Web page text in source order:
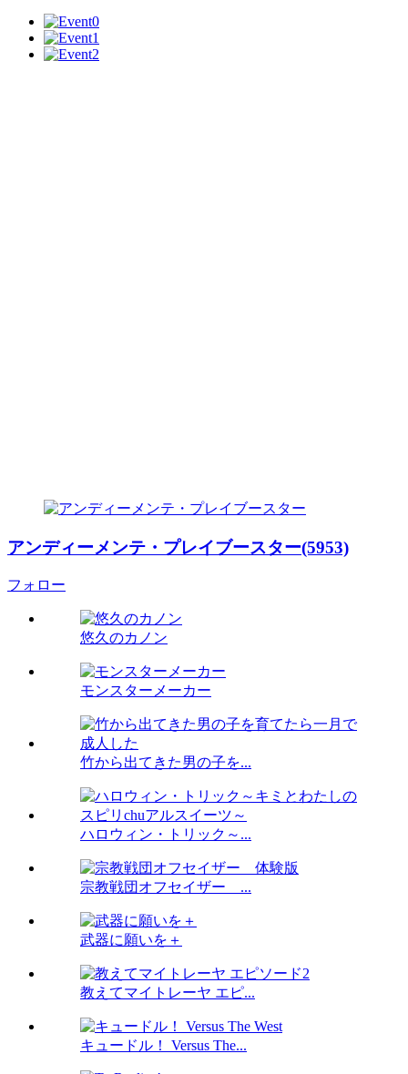
アンディーメンテ・プレイブースター(5953)
フォロー
悠久のカノン
モンスターメーカー
竹から出てきた男の子を...
ハロウィン・トリック～...
宗教戦団オフセイザー ...
武器に願いを＋
教えてマイトレーヤ エピ...
キュードル！ Versus The...